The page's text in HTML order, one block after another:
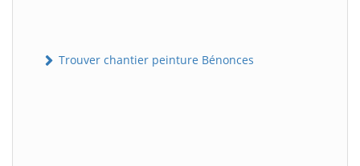
Trouver chantier peinture Bénonces